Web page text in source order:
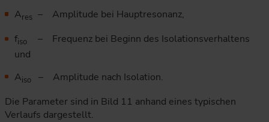
Ares – Amplitude bei Hauptresonanz,
fiso – Frequenz bei Beginn des Isolationsverhaltens
und
Aiso – Amplitude nach Isolation.
Die Parameter sind in Bild 11 anhand eines typischen
Verlaufs dargestellt.